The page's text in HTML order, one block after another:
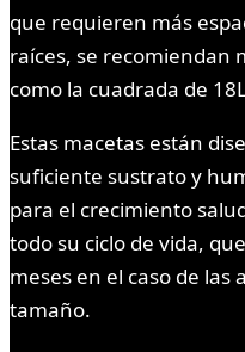
que requieren más
raíces, se recomiendan
como la cuadrada de
Estas macetas están
suficiente sustrato y
para el crecimiento
todo su ciclo de vida,
meses en el caso de
tamaño.